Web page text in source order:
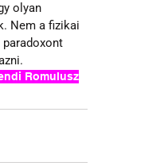
olyan
Nem a fizikai
Romulusz